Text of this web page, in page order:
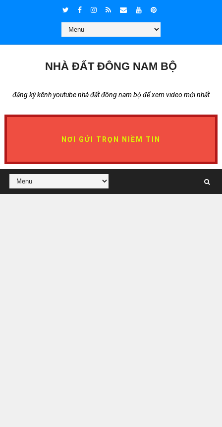
NHÀ ĐẤT ĐÔNG NAM BỘ
đăng ký kênh youtube nhà đất đông nam bộ để xem video mới nhất
NƠI GỬI TRỌN NIỀM TIN